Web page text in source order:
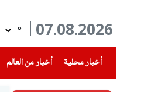
07.08.2026
°
أخبار محلية
(current) أخبار من العالم